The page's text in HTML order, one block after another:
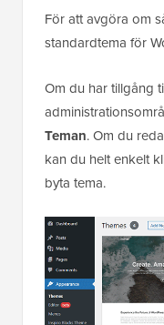
För att avgöra om
standardtema för
Om du har tillgång
Teman. Om du
kan du helt enkelt
byta tema.